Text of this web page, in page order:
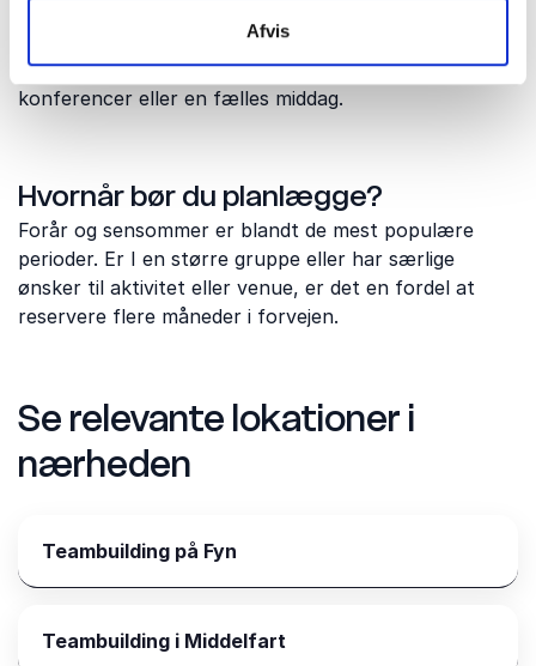
Afvis
timer til teambuilding. Ved større arrangementer
kombineres aktiviteterne ofte med møder,
konferencer eller en fælles middag.
Hvornår bør du planlægge?
Forår og sensommer er blandt de mest populære
perioder. Er I en større gruppe eller har særlige
ønsker til aktivitet eller venue, er det en fordel at
reservere flere måneder i forvejen.
Se relevante lokationer i
nærheden
Teambuilding på Fyn
Teambuilding i Middelfart